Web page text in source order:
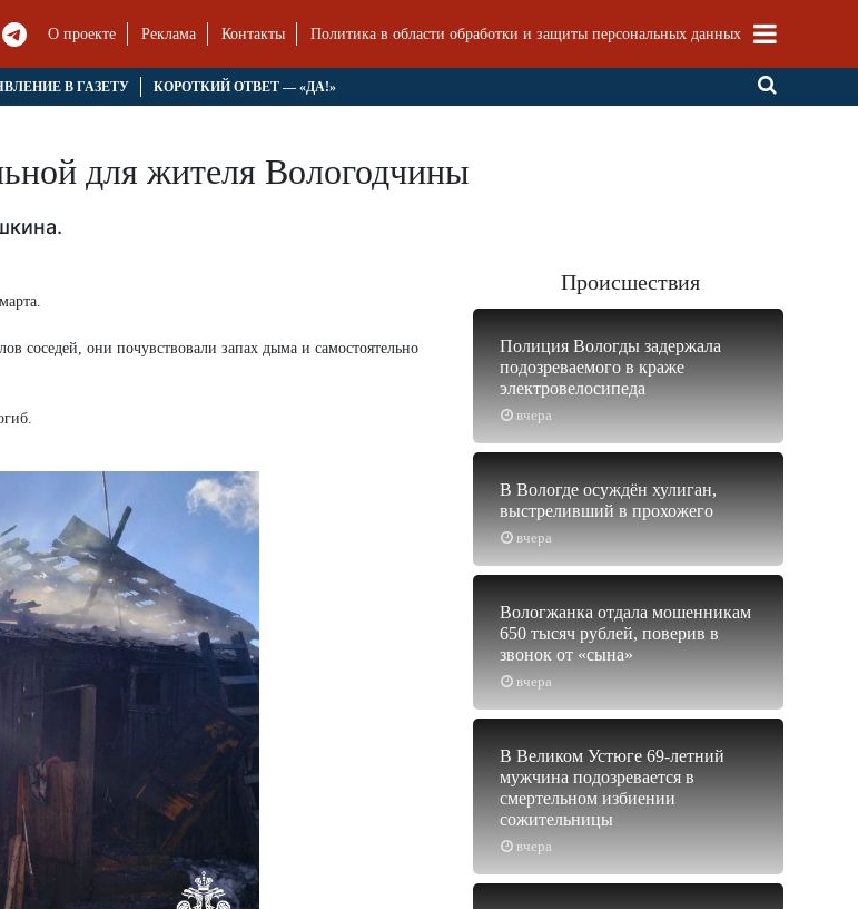
О проекте Реклама Контакты Политика в области обработки и защиты персональных данных
В ГАЗЕТУ КОРОТКИЙ ОТВЕТ — «ДА!»
для жителя Вологодчины
соседей, они почувствовали запах дыма и самостоятельно
Происшествия
вчера
Полиция Вологды задержала
подозреваемого в краже
электровелосипеда
вчера
В Вологде осуждён хулиган,
выстреливший в прохожего
вчера
Вологжанка отдала мошенникам
650 тысяч рублей, поверив в
звонок от «сына»
вчера
В Великом Устюге 69-летний
мужчина подозревается в
смертельном избиении
сожительницы